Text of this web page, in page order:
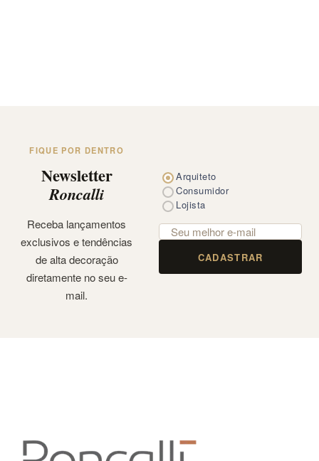
FIQUE POR DENTRO
Newsletter
Roncalli
Receba lançamentos
exclusivos e tendências
de alta decoração
diretamente no seu e-
mail.
Arquiteto
Consumidor
Lojista
CADASTRAR